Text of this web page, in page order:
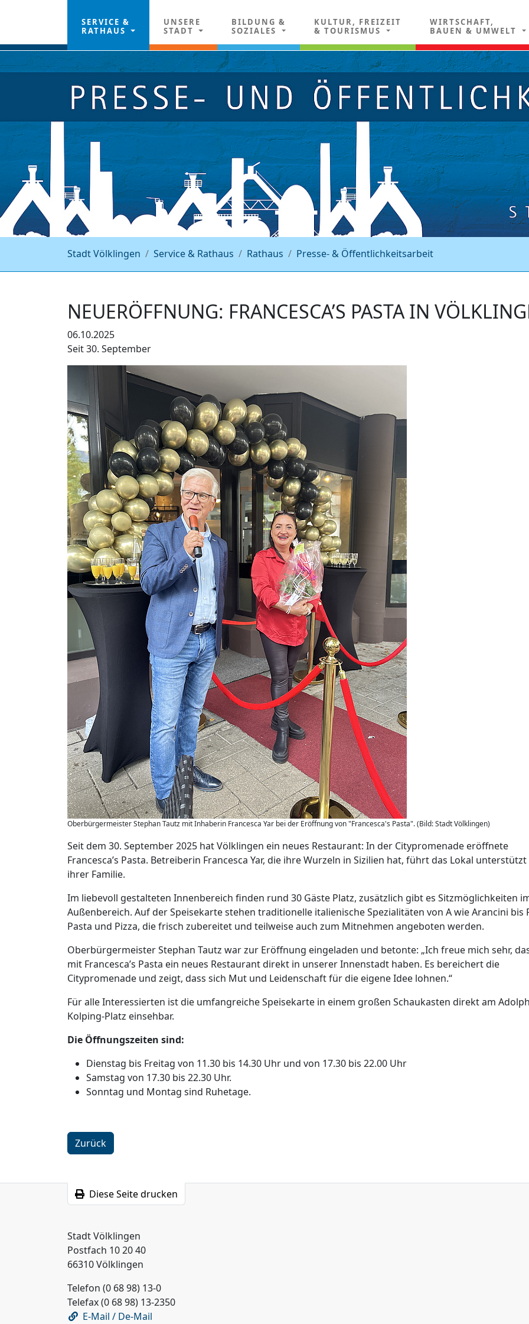
SERVICE &
RATHAUS
UNSERE
STADT
BILDUNG &
SOZIALES
KULTUR, FREIZEIT
& TOURISMUS
WIRTSCHAFT,
BAUEN & UMWELT
Stadt Völklingen Service & Rathaus Rathaus Presse- & Öffentlichkeitsarbeit
NEUERÖFFNUNG: FRANCESCA’S PASTA IN
06.10.2025
Seit 30. September
Oberbürgermeister Stephan Tautz mit Inhaberin Francesca Yar bei der Eröffnung von "Francesca's Pasta". (Bild: Stadt Völklingen)
Seit dem 30. September 2025 hat Völklingen ein neues Restaurant: In der Citypromenade eröffnete
Francesca’s Pasta. Betreiberin Francesca Yar, die ihre Wurzeln in Sizilien hat, führt das Lokal
ihrer Familie.
Im liebevoll gestalteten Innenbereich finden rund 30 Gäste Platz, zusätzlich gibt es Sitzmöglichkeiten
Außenbereich. Auf der Speisekarte stehen traditionelle italienische Spezialitäten von A wie Arancini bis
Pasta und Pizza, die frisch zubereitet und teilweise auch zum Mitnehmen angeboten werden.
Oberbürgermeister Stephan Tautz war zur Eröffnung eingeladen und betonte: „Ich freue mich sehr,
mit Francesca’s Pasta ein neues Restaurant direkt in unserer Innenstadt haben. Es bereichert die
Citypromenade und zeigt, dass sich Mut und Leidenschaft für die eigene Idee lohnen.“
Für alle Interessierten ist die umfangreiche Speisekarte in einem großen Schaukasten direkt am
Kolping-Platz einsehbar.
Die Öffnungszeiten sind:
Dienstag bis Freitag von 11.30 bis 14.30 Uhr und von 17.30 bis 22.00 Uhr
Samstag von 17.30 bis 22.30 Uhr.
Sonntag und Montag sind Ruhetage.
Zurück
Diese Seite drucken
Stadt Völklingen
Postfach 10 20 40
66310 Völklingen
Telefon (0 68 98) 13-0
Telefax (0 68 98) 13-2350
E-Mail / De-Mail